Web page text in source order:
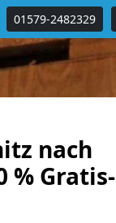
01579-2482329
nach
% Gratis-